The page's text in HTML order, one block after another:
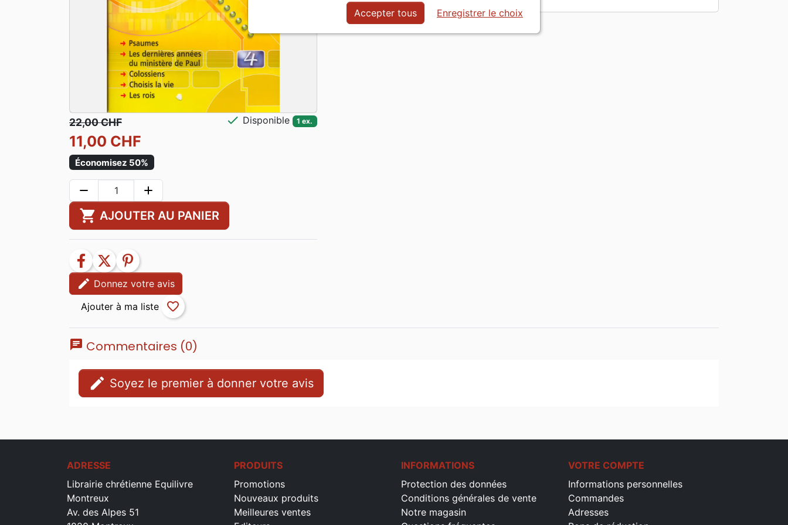
22,00 CHF
11,00 CHF
Économisez 50%
check Disponible 1 ex.
remove add
shopping_cart AJOUTER AU PANIER
facebook twitter
pinterest
edit Donnez votre avis
favorite_border
chat Commentaires (0)
edit Soyez le premier à donner votre avis
ADRESSE
Librairie chrétienne Equilivre
Montreux
Av. des Alpes 51
PRODUITS
Promotions
Nouveaux produits
Meilleures ventes
INFORMATIONS
Protection des données
Conditions générales de vente
Notre magasin
VOTRE COMPTE
Informations personnelles
Commandes
Adresses
Accepter tous Enregistrer le choix